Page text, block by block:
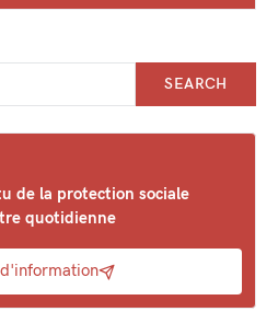
SEARCH
de la protection sociale
quotidienne